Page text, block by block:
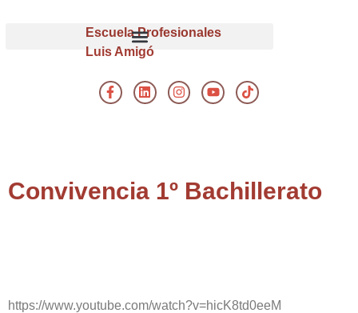
Escuela Profesionales
Luis Amigó
Convivencia 1º Bachillerato
https://www.youtube.com/watch?v=hicK8td0eeM